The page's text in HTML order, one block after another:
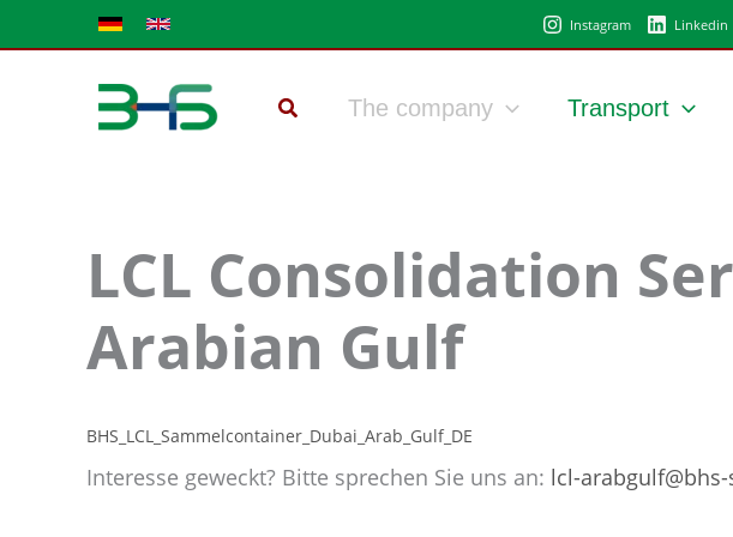
to
Instagram Linkedin
The company Transport
LCL Consolidation
Arabian Gulf
BHS_LCL_Sammelcontainer_Dubai_Arab_Gulf_DE
Interesse geweckt? Bitte sprechen Sie uns an: lcl-